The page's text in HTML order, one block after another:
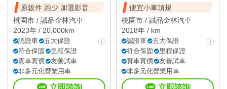
原鈑件 跑少 加選影音
桃園市 / 誠品金林汽車
2023年 / 20,000km
認證車
五大保證
符合保固
里程保證
實車實價
友善試車
非多元化營業用車
立即諮詢
便宜小車頂規
桃園市 / 誠品金林汽車
2018年 / km
認證車
五大保證
符合保固
里程保證
實車實價
友善試車
非多元化營業用車
立即諮詢